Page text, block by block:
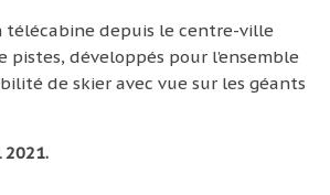
télécabine depuis le centre-ville
pistes, développés pour l’ensemble
de skier avec vue sur les géants